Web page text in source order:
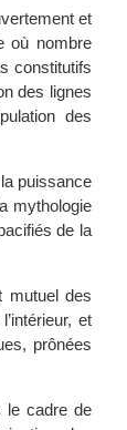
et
où nombre
constitutifs
des lignes
des
puissance
mythologie
de la
mutuel des
et
prônées
le cadre de